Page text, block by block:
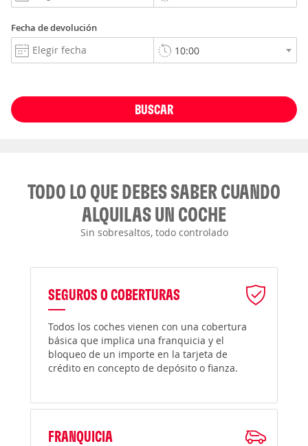
Fecha de devolución
BUSCAR
TODO LO QUE DEBES SABER CUANDO
ALQUILAS UN COCHE
Sin sobresaltos, todo controlado
SEGUROS O COBERTURAS
Todos los coches vienen con una cobertura
básica que implica una franquicia y el
bloqueo de un importe en la tarjeta de
crédito en concepto de depósito o fianza.
FRANQUICIA